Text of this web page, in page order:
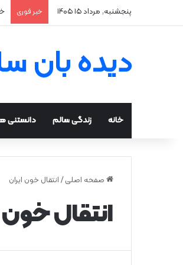
پنجشنبه, مرداد ۱۵ ۱۴۰۵ خبر فوری
دیده بان
خانه زندگی سالم دانستنی
صفحه اصلی / انتقال خون ایران
انتقال خون